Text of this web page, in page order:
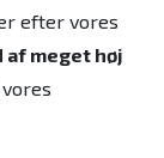
efter vores
af meget høj